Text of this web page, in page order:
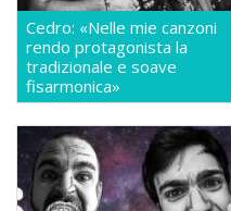
Cedro: «Nelle mie canzoni
rendo protagonista la
tradizionale e soave
fisarmonica»